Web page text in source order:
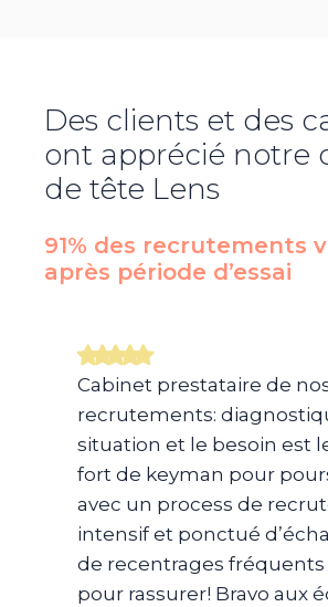
Des clients et des
ont apprécié notre
de tête Lens
91% des recrutements
après période d’essai​
Cabinet prestataire de
recrutements:
situation et le besoin est
fort de keyman pour
avec un process de
intensif et ponctué
de recentrages fréquents
pour rassurer! Bravo aux